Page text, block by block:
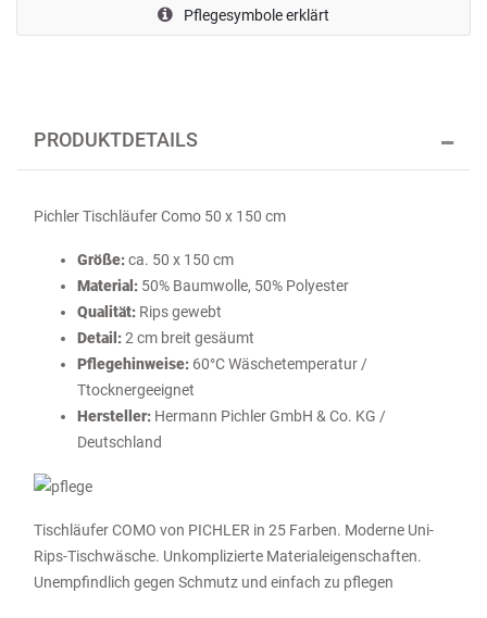
Pflegesymbole erklärt
PRODUKTDETAILS
Pichler Tischläufer Como 50 x 150 cm
Größe:ca. 50 x 150 cm
Material: 50% Baumwolle, 50% Polyester
Qualität: Rips gewebt
Detail:2 cm breit gesäumt
Pflegehinweise: 60°C Wäschetemperatur /
Ttocknergeeignet
Hersteller: Hermann Pichler GmbH & Co. KG /
Deutschland
Tischläufer COMO von PICHLER in 25 Farben. Moderne Uni-
Rips-Tischwäsche. Unkomplizierte Materialeigenschaften.
Unempfindlich gegen Schmutz und einfach zu pflegen